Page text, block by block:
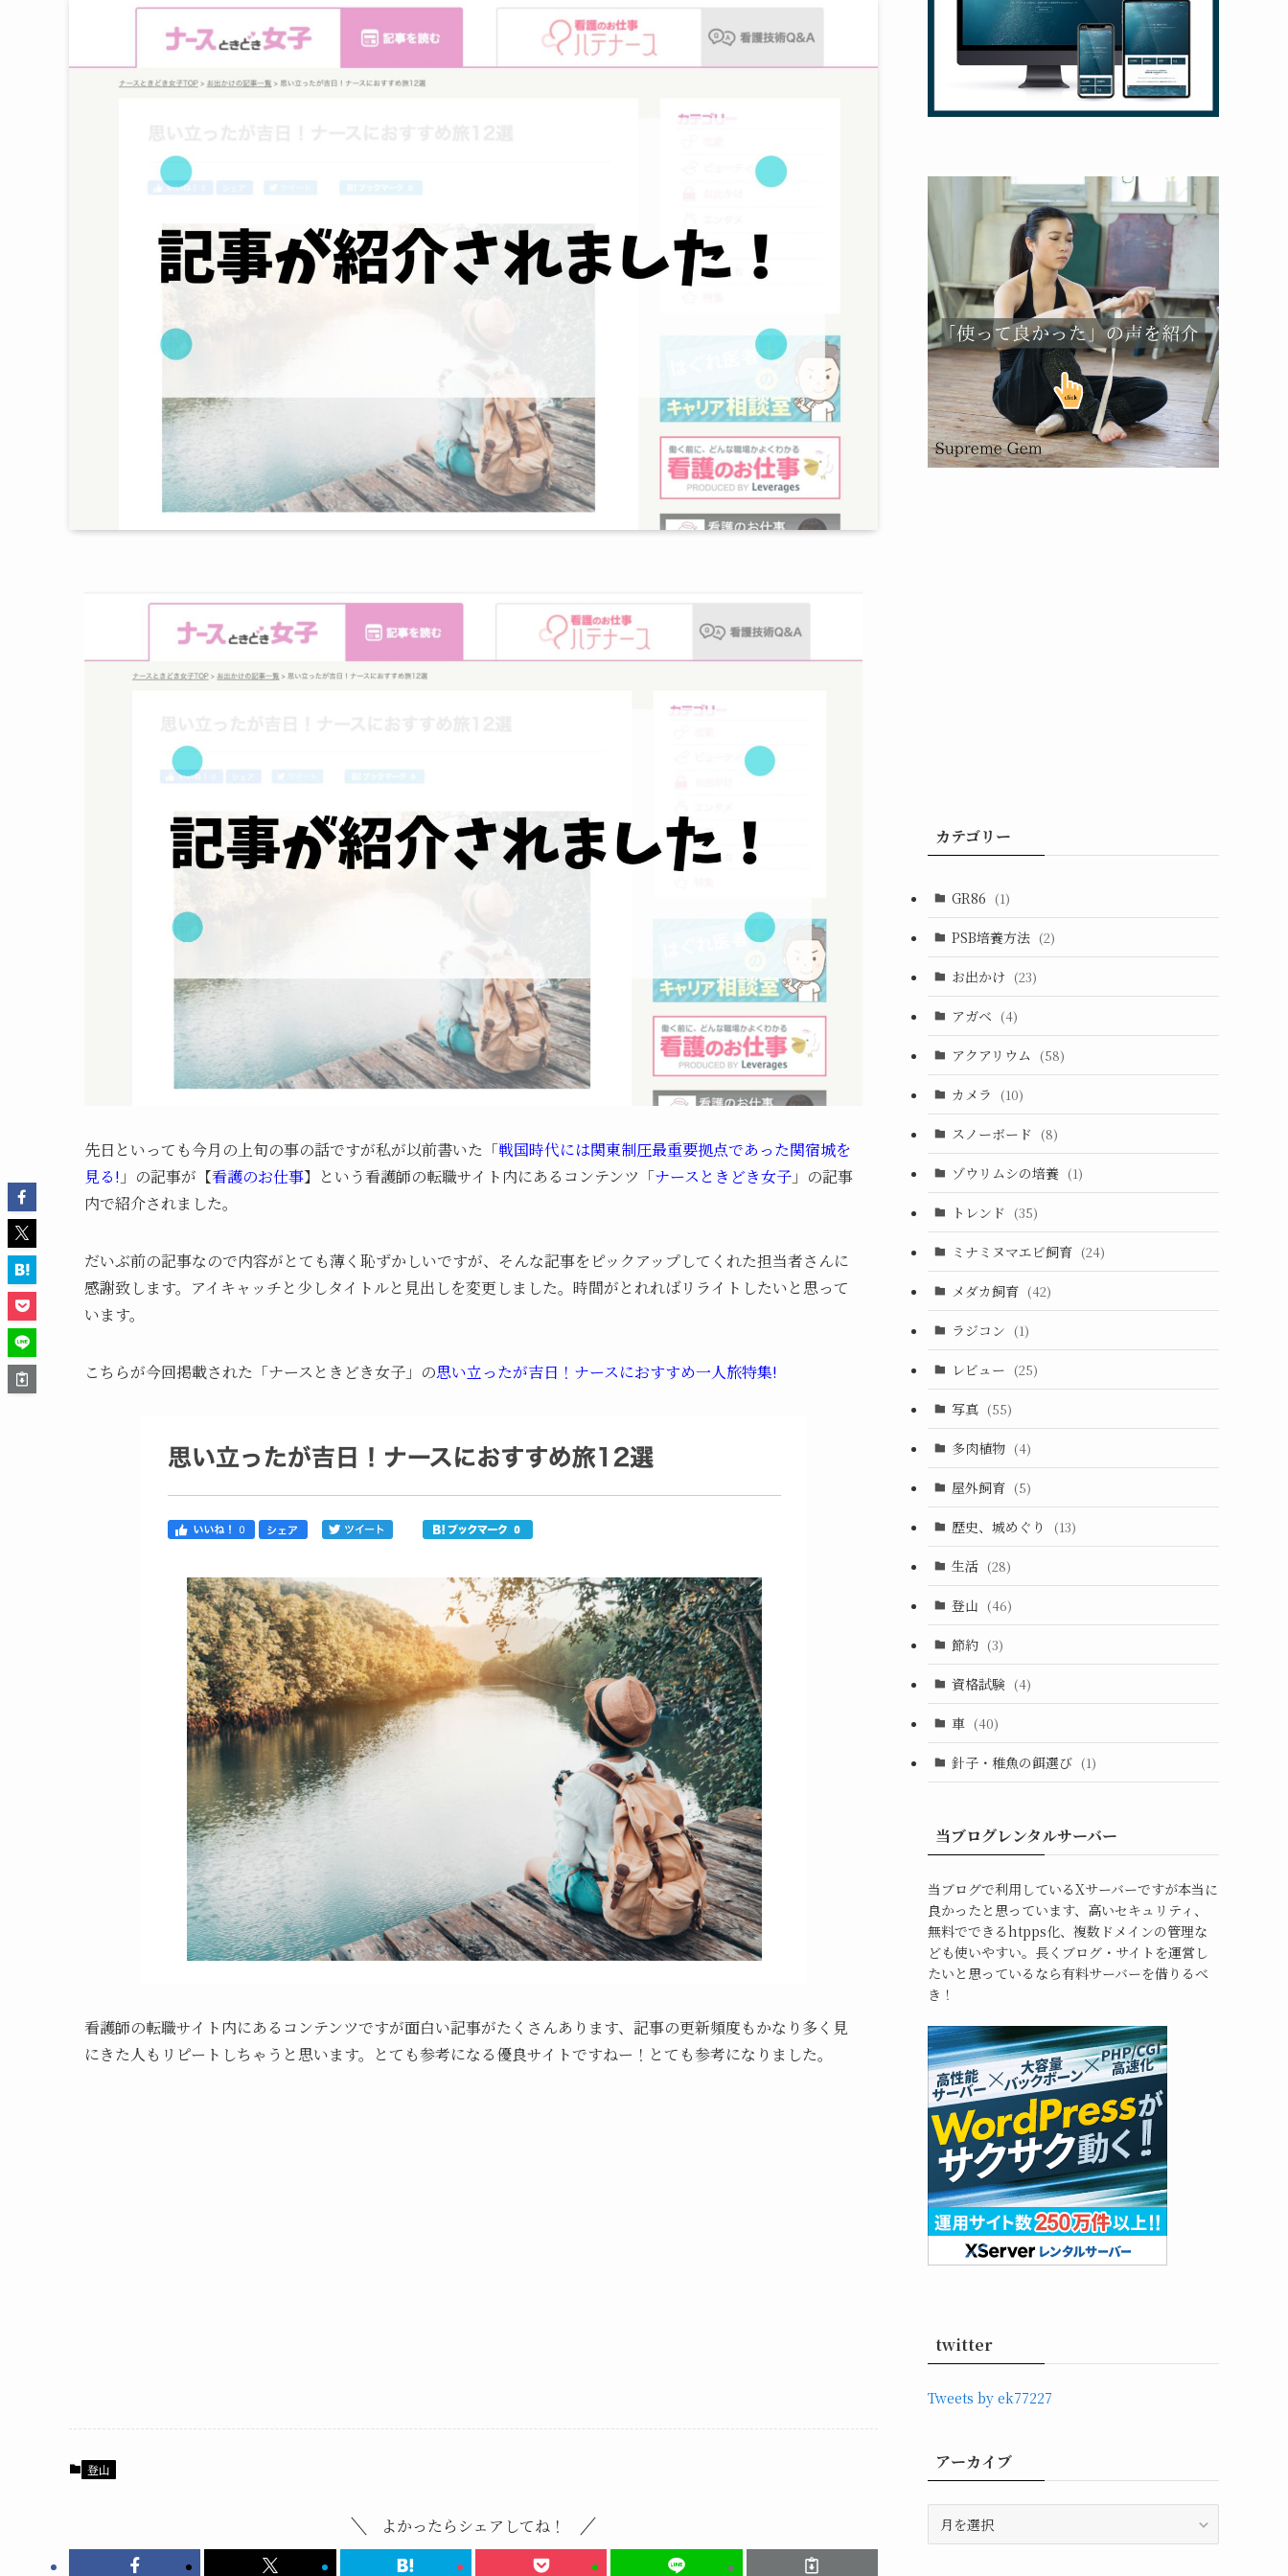
先日といっても今月の上旬の事の話ですが私が以前書いた「戦国時代には関東制圧最重要拠点であった関宿城を
見る! 」の記事が【看護のお仕事】という看護師の転職サイト内にあるコンテンツ「ナースときどき女子 」の記事
内で紹介されました。
だいぶ前の記事なので内容がとても薄く恥ずかしいですが、そんな記事をピックアップしてくれた担当者さんに
感謝致します。アイキャッチと少しタイトルと見出しを変更しました。時間がとれればリライトしたいと思って
います。
こちらが今回掲載された「ナースときどき女子」の思い立ったが吉日！ナースにおすすめ一人旅特集!
看護師の転職サイト内にあるコンテンツですが面白い記事がたくさんあります、記事の更新頻度もかなり多く見
にきた人もリピートしちゃうと思います。とても参考になる優良サイトですねー！とても参考になりました。
登山
よかったらシェアしてね！
カテゴリー
GR86 (1)
PSB培養方法 (2)
お出かけ (23)
アガベ (4)
アクアリウム (58)
カメラ (10)
スノーボード (8)
ゾウリムシの培養 (1)
トレンド (35)
ミナミヌマエビ飼育 (24)
メダカ飼育 (42)
ラジコン (1)
レビュー (25)
写真 (55)
多肉植物 (4)
屋外飼育 (5)
歴史、城めぐり (13)
生活 (28)
登山 (46)
節約 (3)
資格試験 (4)
車 (40)
針子・稚魚の餌選び (1)
当ブログレンタルサーバー
当ブログで利用しているXサーバーですが本当に
良かったと思っています、高いセキュリティ、
無料でできるhtpps化、複数ドメインの管理な
ども使いやすい。長くブログ・サイトを運営し
たいと思っているなら有料サーバーを借りるべ
き！
twitter
Tweets by ek77227
アーカイブ